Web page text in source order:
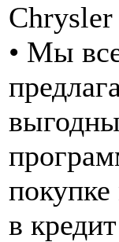
Chrysler
• Мы
в